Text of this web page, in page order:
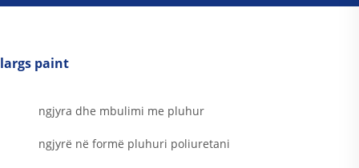
largs paint
ngjyra dhe mbulimi me pluhur
ngjyrë në formë pluhuri poliuretani